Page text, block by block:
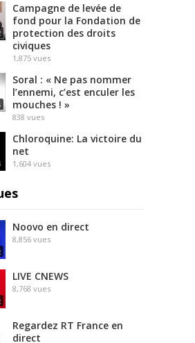
Campagne de levée de
fond pour la Fondation de
protection des droits
civiques
1,875 vues
Soral : « Ne pas nommer
l’ennemi, c’est enculer les
mouches ! »
838 vues
Chloroquine: La victoire du
net
1,604 vues
Noovo en direct
8,856 vues
LIVE CNEWS
8,768 vues
Regardez RT France en
direct